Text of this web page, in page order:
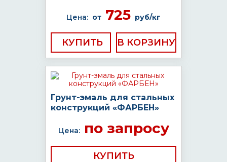
Цена: от 725 руб/кг
КУПИТЬ
Грунт-эмаль для стальных
конструкций «ФАРБЕН»
Цена:по запросу
КУПИТЬ